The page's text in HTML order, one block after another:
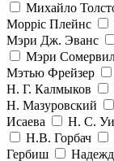
Михайло
Морріс Плейнс
Мэри Дж. Эванс
Мэри
Мэтью Фрейзер
Н. Г. Калмыков
Н. Мазуровский
Исаева
Н. С.
Н.В. Горбач
Гербиш